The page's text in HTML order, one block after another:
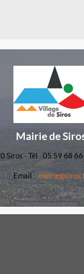
Mairie de
Siros - Tél : 05 59 68
Email :